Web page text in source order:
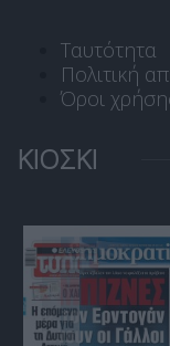
Ταυτότητα
Πολιτική
Όροι
ΚΙΟΣΚΙ